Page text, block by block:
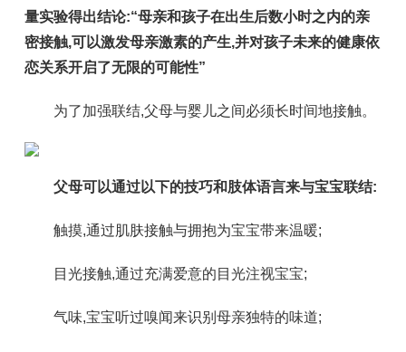
量实验得出结论:“母亲和孩子在出生后数小时之内的亲
密接触,可以激发母亲激素的产生,并对孩子未来的健康依
恋关系开启了无限的可能性”
为了加强联结,父母与婴儿之间必须长时间地接触。
父母可以通过以下的技巧和肢体语言来与宝宝联结:
触摸,通过肌肤接触与拥抱为宝宝带来温暖;
目光接触,通过充满爱意的目光注视宝宝;
气味,宝宝听过嗅闻来识别母亲独特的味道;